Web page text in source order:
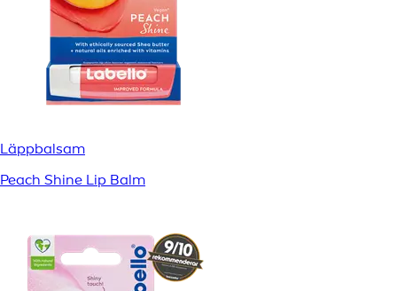
Läppbalsam
Peach Shine Lip Balm